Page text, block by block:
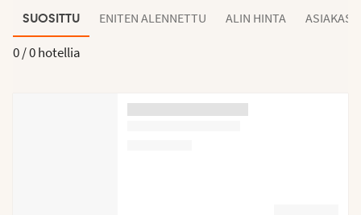
SUOSITTU ENITEN ALENNETTU ALIN HINTA
0 /0 hotellia